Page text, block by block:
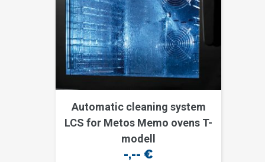
Automatic cleaning system
LCS for Metos Memo ovens T-
modell
-,-- €